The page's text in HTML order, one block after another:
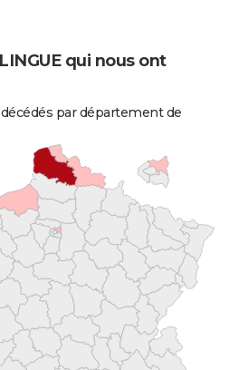
qui nous ont
par département de